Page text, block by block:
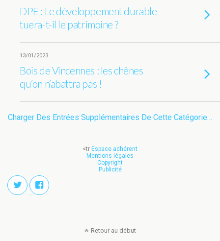
DPE : Le développement durable
tuera-t-il le patrimoine ?
13/01/2023
Bois de Vincennes : les chênes
qu’on n’abattra pas !
Charger Des Entrées Supplémentaires De Cette Catégorie…
<tr Espace adhérent
Mentions légales
Copyright
Publicité
Retour au début